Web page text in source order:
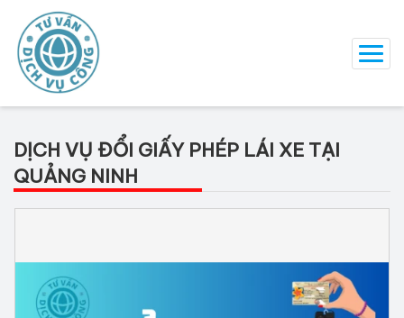
DỊCH VỤ ĐỔI GIẤY PHÉP LÁI XE TẠI
QUẢNG NINH